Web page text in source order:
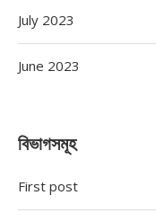
July 2023
June 2023
বিভাগসমূহ
First post